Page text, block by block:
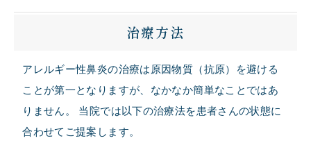
治療方法
アレルギー性鼻炎の治療は原因物質（抗原）を避ける
ことが第一となりますが、なかなか簡単なことではあ
りません。 当院では以下の治療法を患者さんの状態に
合わせてご提案します。